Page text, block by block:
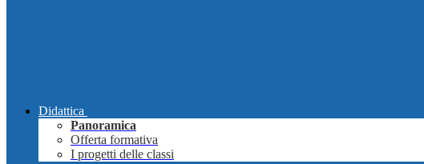
Didattica
Panoramica
Offerta formativa
I progetti delle classi